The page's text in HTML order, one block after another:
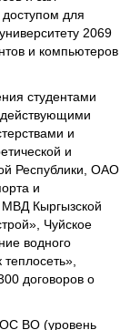
для
2069
и компьютеров
студентами
действующими
и
и
Республики, ОАО
и
МВД Кыргызской
Чуйское
водного
договоров о
ВО (уровень